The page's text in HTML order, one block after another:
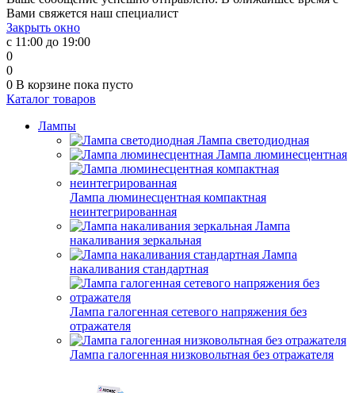
Вами свяжется наш специалист
Закрыть окно
с 11:00 до 19:00
0
0
0 В корзине пока пусто
Каталог товаров
Лампы
Лампа светодиодная
Лампа люминесцентная
Лампа люминесцентная компактная
неинтегрированная
Лампа
накаливания зеркальная
Лампа
накаливания стандартная
Лампа галогенная сетевого напряжения без
отражателя
Лампа галогенная низковольтная без отражателя